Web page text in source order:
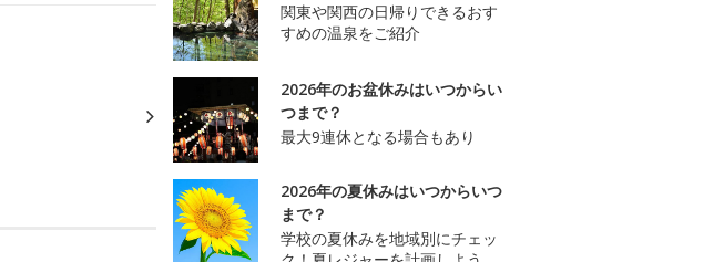
関東や関西の日帰りできるおす
すめの温泉をご紹介
2026年のお盆休みはいつからい
つまで？
最大9連休となる場合もあり
2026年の夏休みはいつからいつ
まで？
学校の夏休みを地域別にチェッ